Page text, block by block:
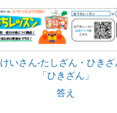
けいさん-たしざん・ひきざ
「ひきざん」
答え